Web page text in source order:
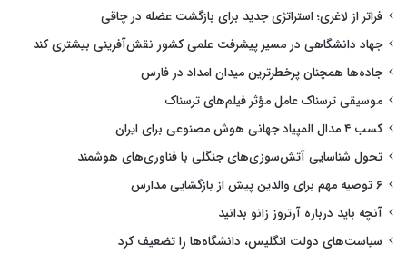
فراتر از لاغری؛ استراتژی جدید برای بازگشت عضله در چاقی
جهاد دانشگاهی در مسیر پیشرفت علمی کشور نقش‌آفرینی بیشتری کند
جاده‌ها همچنان پرخطرترین میدان امداد در فارس
موسیقی ترسناک عامل مؤثر فیلم‌های ترسناک
کسب ۴ مدال المپیاد جهانی هوش مصنوعی برای ایران
تحول شناسایی آتش‌سوزی‌های جنگلی با فناوری‌های هوشمند
۶ توصیه مهم برای والدین پیش از بازگشایی مدارس
آنچه باید درباره آرتروز زانو بدانید
سیاست‌های دولت انگلیس، دانشگاه‌ها را تضعیف کرد